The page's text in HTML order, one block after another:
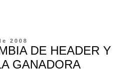
2008
DE HEADER Y
GANADORA